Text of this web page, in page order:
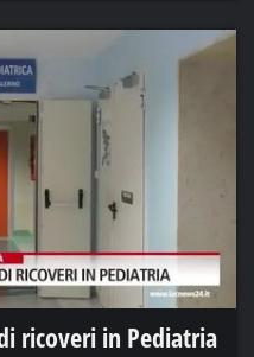
ricoveri in Pediatria